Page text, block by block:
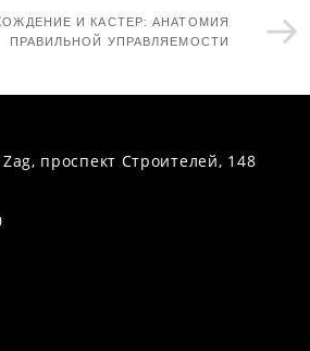
И КАСТЕР: АНАТОМИЯ
ПРАВИЛЬНОЙ УПРАВЛЯЕМОСТИ
проспект Строителей, 148